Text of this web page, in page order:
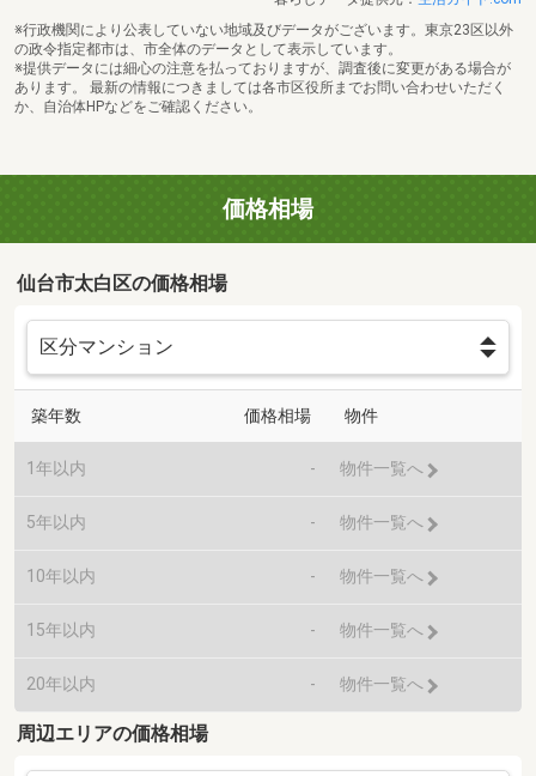
※行政機関により公表していない地域及びデータがございます。東京23区以外
の政令指定都市は、市全体のデータとして表示しています。
※提供データには細心の注意を払っておりますが、調査後に変更がある場合が
あります。 最新の情報につきましては各市区役所までお問い合わせいただく
か、自治体HPなどをご確認ください。
価格相場
仙台市太白区の価格相場
築年数 価格相場 物件
1年以内 - 物件一覧へ
5年以内 - 物件一覧へ
10年以内 - 物件一覧へ
15年以内 - 物件一覧へ
20年以内 - 物件一覧へ
周辺エリアの価格相場